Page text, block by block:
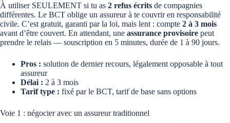
À utiliser SEULEMENT si tu as 2 refus écrits de compagnies
différentes. Le BCT oblige un assureur à te couvrir en responsabilité
civile. C’est gratuit, garanti par la loi, mais lent : compte 2 à 3 mois
avant d’être couvert. En attendant, une assurance provisoire peut
prendre le relais — souscription en 5 minutes, durée de 1 à 90 jours.
Pros : solution de dernier recours, légalement opposable à tout
assureur
Délai : 2 à 3 mois
Tarif type : fixé par le BCT, tarif de base sans options
Voie 1 : négocier avec un assureur traditionnel